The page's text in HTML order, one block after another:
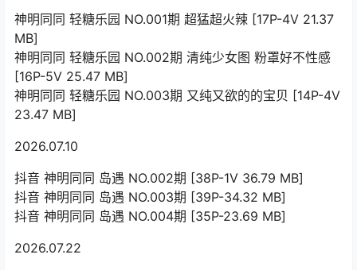
神明同同 轻糖乐园 NO.001期 超猛超火辣 [17P-4V 21.37
MB]
神明同同 轻糖乐园 NO.002期 清纯少女图 粉罩好不性感
[16P-5V 25.47 MB]
神明同同 轻糖乐园 NO.003期 又纯又欲的的宝贝 [14P-4V
23.47 MB]
2026.07.10
抖音 神明同同 岛遇 NO.002期 [38P-1V 36.79 MB]
抖音 神明同同 岛遇 NO.003期 [39P-34.32 MB]
抖音 神明同同 岛遇 NO.004期 [35P-23.69 MB]
2026.07.22